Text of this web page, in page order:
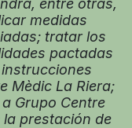
medidas
tratar los
pactadas
Mèdic La Riera;
Grupo Centre
la prestación de